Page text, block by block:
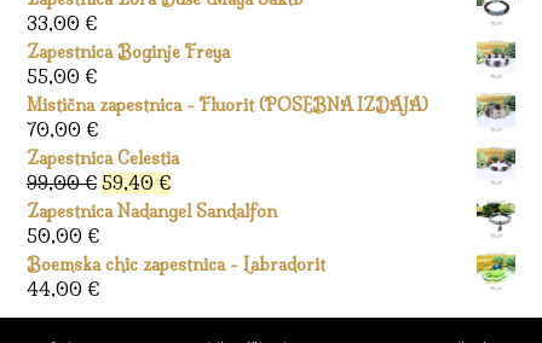
33,00 €
Zapestnica Boginje Freya
55,00 €
Mistična zapestnica - Fluorit (POSEBNA IZDAJA)
70,00 €
Zapestnica Celestia
99,00€ Izvirna
cena
bila:
59,40 €Trenutna
cena
59,40 €.
Zapestnica Nadangel Sandalfon
50,00 €
Boemska chic zapestnica - Labradorit
44,00 €